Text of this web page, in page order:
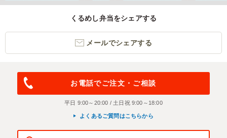
くるめし弁当をシェアする
メールでシェアする
お電話でご注文・ご相談
平日 9:00～20:00 / 土日祝 9:00～18:00
よくあるご質問はこちらから